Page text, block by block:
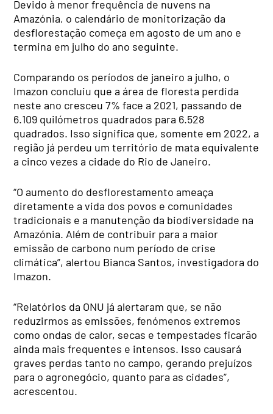
Devido à menor frequência de nuvens na
Amazónia, o calendário de monitorização da
desflorestação começa em agosto de um ano e
termina em julho do ano seguinte.
Comparando os períodos de janeiro a julho, o
Imazon concluiu que a área de floresta perdida
neste ano cresceu 7% face a 2021, passando de
6.109 quilómetros quadrados para 6.528
quadrados. Isso significa que, somente em 2022, a
região já perdeu um território de mata equivalente
a cinco vezes a cidade do Rio de Janeiro.
“O aumento do desflorestamento ameaça
diretamente a vida dos povos e comunidades
tradicionais e a manutenção da biodiversidade na
Amazónia. Além de contribuir para a maior
emissão de carbono num período de crise
climática”, alertou Bianca Santos, investigadora do
Imazon.
“Relatórios da ONU já alertaram que, se não
reduzirmos as emissões, fenómenos extremos
como ondas de calor, secas e tempestades ficarão
ainda mais frequentes e intensos. Isso causará
graves perdas tanto no campo, gerando prejuízos
para o agronegócio, quanto para as cidades”,
acrescentou.